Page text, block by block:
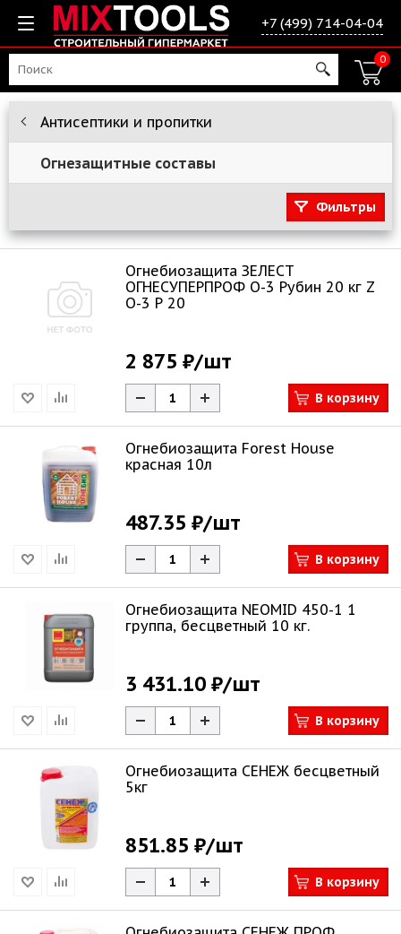
+7 (499) 714-04-04
0
Антисептики и пропитки
Огнезащитные составы
Фильтры
Огнебиозащита ЗЕЛЕСТ
ОГНЕСУПЕРПРОФ О-3 Рубин 20 кг Z
O-3 Р 20
2 875 ₽/шт
В корзину
Огнебиозащита Forest House
красная 10л
487.35 ₽/шт
В корзину
Огнебиозащита NEOMID 450-1 1
группа, бесцветный 10 кг.
3 431.10 ₽/шт
В корзину
Огнебиозащита СЕНЕЖ бесцветный
5кг
851.85 ₽/шт
В корзину